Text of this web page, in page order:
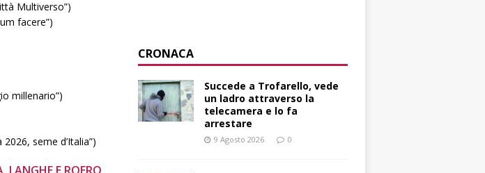
Multiverso”)
facere”)
millenario”)
seme d’Italia”)
LANGHE E ROERO
CRONACA
Succede a Trofarello, vede
un ladro attraverso la
telecamera e lo fa
arrestare
9 Agosto 2026 0